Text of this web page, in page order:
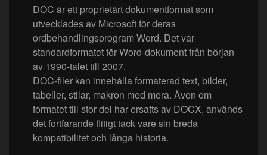
DOC är ett proprietärt dokumentformat som
utvecklades av Microsoft för deras
ordbehandlingsprogram Word. Det var
standardformatet för Word-dokument från början
av 1990-talet till 2007.
DOC-filer kan innehålla formaterad text, bilder,
tabeller, stilar, makron med mera. Även om
formatet till stor del har ersatts av DOCX, används
det fortfarande flitigt tack vare sin breda
kompatibilitet och långa historia.